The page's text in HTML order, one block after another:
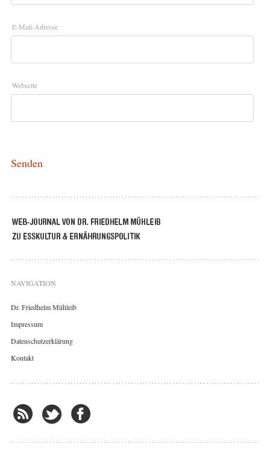
E-Mail-Adresse
Webseite
NAVIGATION
Dr. Friedhelm Mühleib
Impressum
Datenschutzerklärung
Kontakt